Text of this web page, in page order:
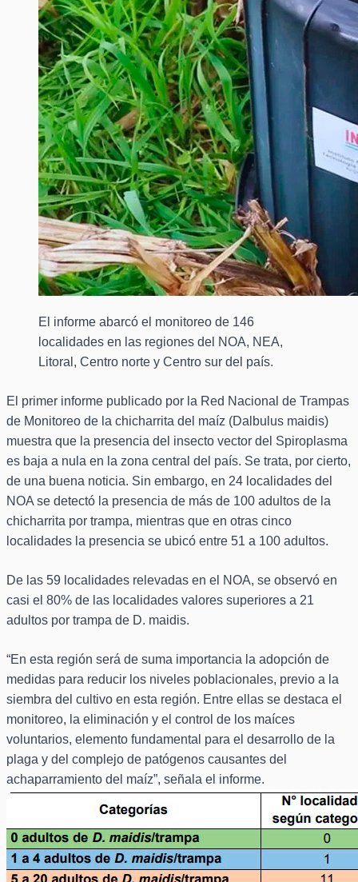
El informe abarcó el monitoreo de 146
localidades en las regiones del NOA, NEA,
Litoral, Centro norte y Centro sur del país.
El primer informe publicado por la Red Nacional de Trampas
de Monitoreo de la chicharrita del maíz (Dalbulus maidis)
muestra que la presencia del insecto vector del Spiroplasma
es baja a nula en la zona central del país. Se trata, por cierto,
de una buena noticia. Sin embargo, en 24 localidades del
NOA se detectó la presencia de más de 100 adultos de la
chicharrita por trampa, mientras que en otras cinco
localidades la presencia se ubicó entre 51 a 100 adultos.
De las 59 localidades relevadas en el NOA, se observó en
casi el 80% de las localidades valores superiores a 21
adultos por trampa de D. maidis.
“En esta región será de suma importancia la adopción de
medidas para reducir los niveles poblacionales, previo a la
siembra del cultivo en esta región. Entre ellas se destaca el
monitoreo, la eliminación y el control de los maíces
voluntarios, elemento fundamental para el desarrollo de la
plaga y del complejo de patógenos causantes del
achaparramiento del maíz”, señala el informe.